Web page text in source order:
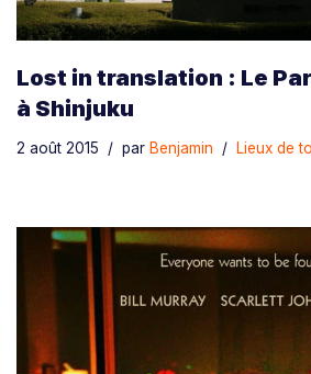
Lost in translation : Le
à Shinjuku
2 août 2015 par Benjamin Lieux de